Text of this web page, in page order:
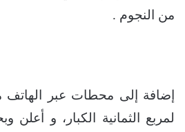
من النجوم .
إضافة إلى محطات عبر الهاتف
لمربع الثمانية الكبار، و